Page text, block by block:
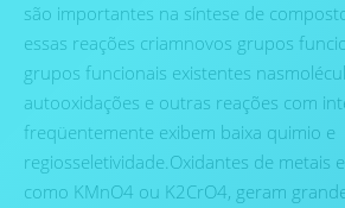
são importantes na síntese de
essas reações criamnovos grupos
grupos funcionais existentes
autooxidações e outras reações com
freqüentemente exibem baixa quimio e
regiosseletividade.Oxidantes de metais
como KMnO4 ou K2CrO4, geram